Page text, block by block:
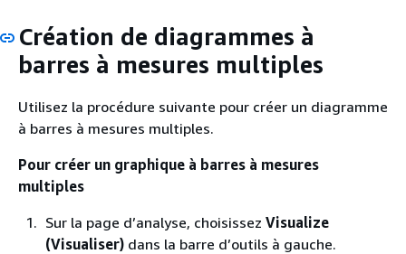
Création de diagrammes à
barres à mesures multiples
Utilisez la procédure suivante pour créer un diagramme
à barres à mesures multiples.
Pour créer un graphique à barres à mesures
multiples
Sur la page d’analyse, choisissez Visualize
(Visualiser) dans la barre d’outils à gauche.